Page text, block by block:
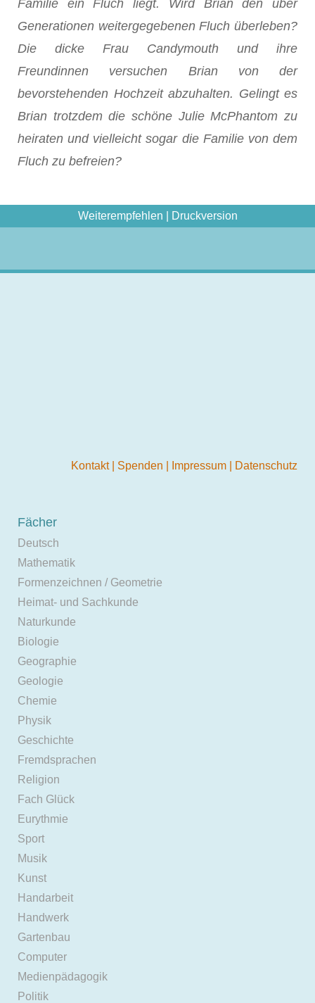
Familie ein Fluch liegt. Wird Brian den über
Generationen weitergegebenen Fluch überleben?
Die dicke Frau Candymouth und ihre
Freundinnen versuchen Brian von der
bevorstehenden Hochzeit abzuhalten. Gelingt es
Brian trotzdem die schöne Julie McPhantom zu
heiraten und vielleicht sogar die Familie von dem
Fluch zu befreien?
Weiterempfehlen Druckversion
Kontakt Spenden Impressum Datenschutz
Fächer
Deutsch
Mathematik
Formenzeichnen / Geometrie
Heimat- und Sachkunde
Naturkunde
Biologie
Geographie
Geologie
Chemie
Physik
Geschichte
Fremdsprachen
Religion
Fach Glück
Eurythmie
Sport
Musik
Kunst
Handarbeit
Handwerk
Gartenbau
Computer
Medienpädagogik
Politik